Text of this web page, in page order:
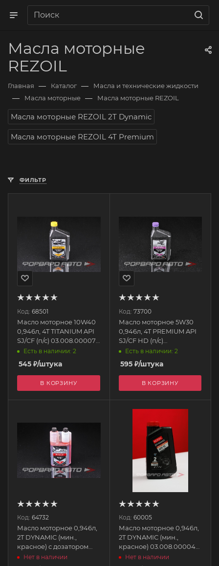
Масла моторные
REZOIL
Главная — Каталог — Масла и технические жидкости
— Масла моторные — Масла моторные REZOIL
Масла моторные REZOIL 2T Dynamic
Масла моторные REZOIL 4T Premium
ФИЛЬТР
Код: 68501
Масло моторное 10W40
0,946л, 4T TITANIUM API
SJ/CF (п/с) 03.008.00007
REZOIL
Есть в наличии: 2
545 ₽/штука
В КОРЗИНУ
Код: 73700
Масло моторное 5W30
0,946л, 4T PREMIUM API
SJ/CF HD (п/с)
03.008.00006 REZOIL
Есть в наличии: 2
595₽/штука
В КОРЗИНУ
Код: 64732
Масло моторное 0,946л,
2T DYNAMIC (мин.,
красное) с дозатором
03.008.00002 REZOIL
Нет в наличии
Код: 60005
Масло моторное 0,946л,
2T DYNAMIC (мин.,
красное) 03.008.00004
REZOIL
Нет в наличии